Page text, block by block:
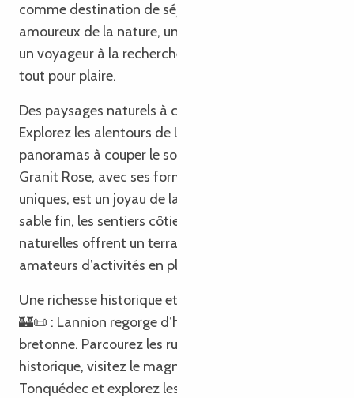
comme destination de séjour. Que vous soyez un
amoureux de la nature, un passionné d’histoire ou
un voyageur à la recherche de détente, Lannion a
tout pour plaire.
Des paysages naturels à couper le souffle 🌿🏞️ :
Explorez les alentours de Lannion et découvrez des
panoramas à couper le souffle. La fameuse Côte de
Granit Rose, avec ses formations rocheuses
uniques, est un joyau de la nature. Les plages de
sable fin, les sentiers côtiers et les réserves
naturelles offrent un terrain de jeu idéal pour les
amateurs d’activités en plein air.
Une richesse historique et culturelle passionnante
🏰📜 : Lannion regorge d’histoire et de culture
bretonne. Parcourez les rues pavées du centre
historique, visitez le magnifique Château de
Tonquédec et explorez les églises centenaires.